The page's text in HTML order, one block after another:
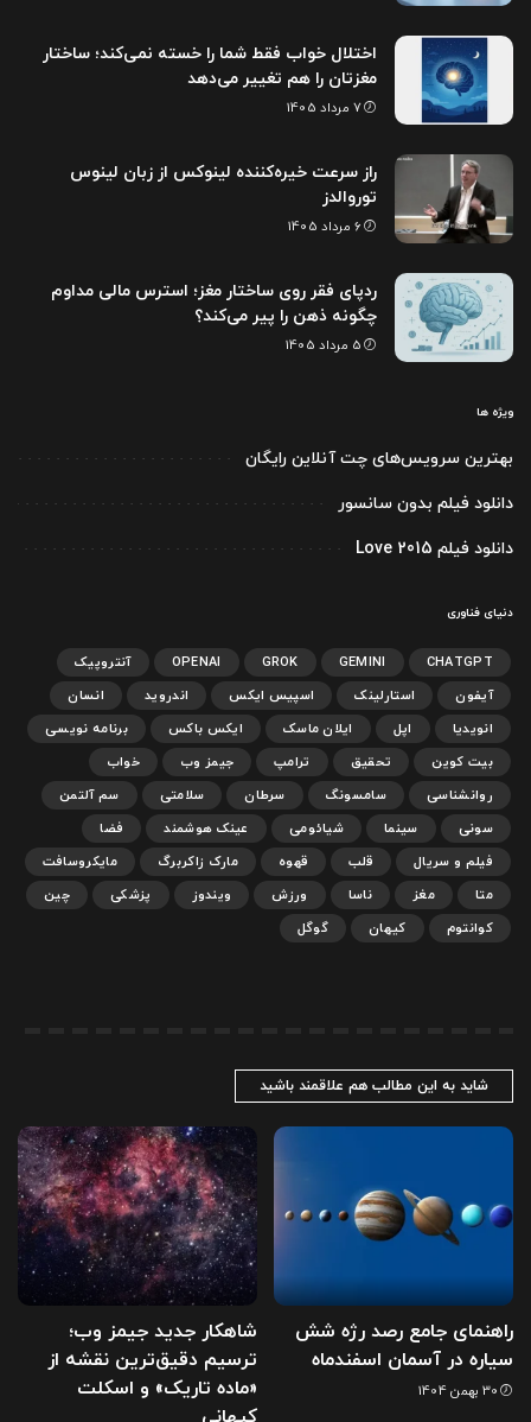
اختلال خواب فقط شما را خسته نمی‌کند؛ ساختار
مغزتان را هم تغییر می‌دهد
7 مرداد 1405
راز سرعت خیره‌کننده لینوکس از زبان لینوس
توروالدز
6 مرداد 1405
ردپای فقر روی ساختار مغز؛ استرس مالی مداوم
چگونه ذهن را پیر می‌کند؟
5 مرداد 1405
ویژه ها
بهترین سرویس‌های چت آنلاین رایگان
دانلود فیلم بدون سانسور
دانلود فیلم Love 2015
دنیای فناوری
CHATGPT
GEMINI
GROK
OPENAI
آنتروپیک
آیفون
استارلینک اسپیس ایکس اندروید
انسان
انویدیا
اپل ایلان ماسک ایکس باکس
برنامه نویسی
بیت کوین
تحقیق ترامپ جیمز وب
خواب
روانشناسی
سامسونگ سرطان سلامتی
سم آلتمن
سونی
سینما شیائومی عینک هوشمند
فضا
فیلم و سریال
قلب قهوه مارک زاکربرگ
مایکروسافت
متا
مغز ناسا ورزش ویندوز پزشکی
چین
کوانتوم
کیهان گوگل
شاید به این مطالب هم علاقمند باشید
راهنمای جامع رصد رژه شش
سیاره در آسمان اسفندماه
30 بهمن 1404
شاهکار جدید جیمز وب؛
ترسیم دقیق‌ترین نقشه از
«ماده تاریک» و اسکلت